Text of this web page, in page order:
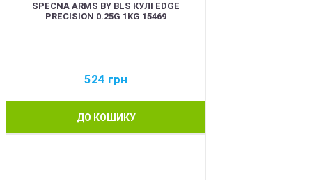
SPECNA ARMS BY BLS КУЛІ EDGE
PRECISION 0.25G 1KG 15469
524 грн
ДО КОШИКУ